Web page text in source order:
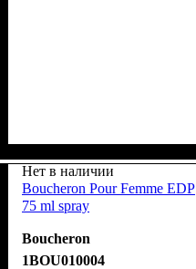
Нет в наличии
Boucheron Pour Femme EDP
75 ml spray
Boucheron
1BOU010004